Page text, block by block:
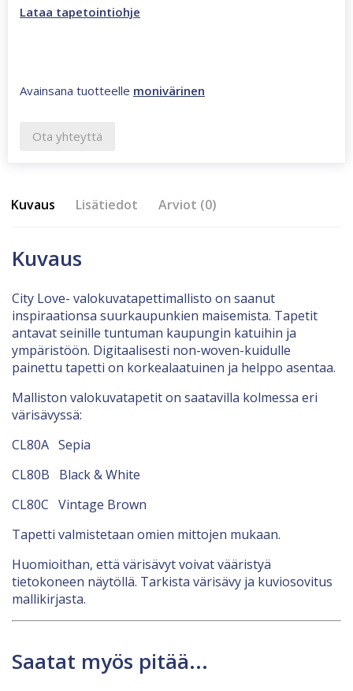
Lataa tapetointiohje
Avainsana tuotteelle monivärinen
Ota yhteyttä
Kuvaus Lisätiedot Arviot (0)
Kuvaus
City Love- valokuvatapettimallisto on saanut
inspiraationsa suurkaupunkien maisemista. Tapetit
antavat seinille tuntuman kaupungin katuihin ja
ympäristöön. Digitaalisesti non-woven-kuidulle
painettu tapetti on korkealaatuinen ja helppo asentaa.
Malliston valokuvatapetit on saatavilla kolmessa eri
värisävyssä:
CL80A Sepia
CL80B Black & White
CL80C Vintage Brown
Tapetti valmistetaan omien mittojen mukaan.
Huomioithan, että värisävyt voivat vääristyä
tietokoneen näytöllä. Tarkista värisävy ja kuviosovitus
mallikirjasta.
Saatat myös pitää...